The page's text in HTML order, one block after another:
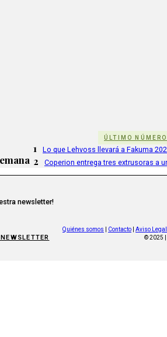
ÚLTIMO NÚMERO
1 Lo que Lehvoss llevará a Fakuma
2 Coperion entrega tres extrusoras a
newsletter!
Quiénes somos Contacto
Aviso Legal
© 2025